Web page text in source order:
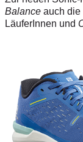
Balance auch
LäuferInnen und